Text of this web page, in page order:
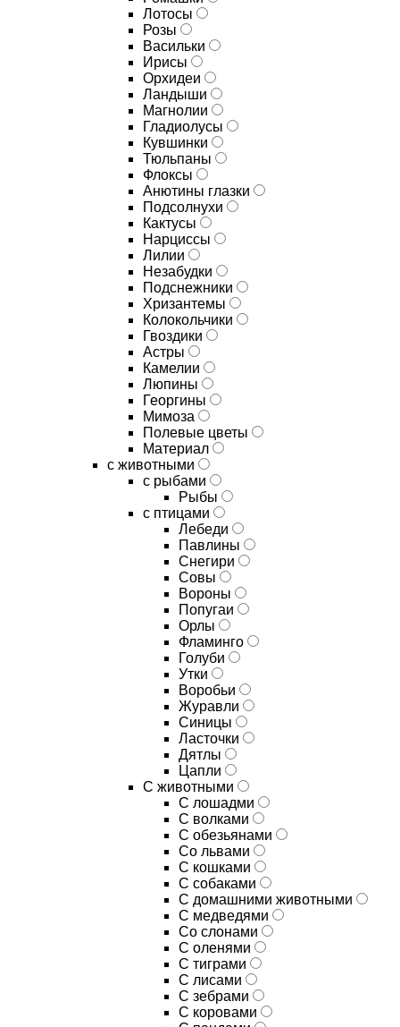
Лотосы
Розы
Васильки
Ирисы
Орхидеи
Ландыши
Магнолии
Гладиолусы
Кувшинки
Тюльпаны
Флоксы
Анютины глазки
Подсолнухи
Кактусы
Нарциссы
Лилии
Незабудки
Подснежники
Хризантемы
Колокольчики
Гвоздики
Астры
Камелии
Люпины
Георгины
Мимоза
Полевые цветы
Материал
с животными
с рыбами
Рыбы
с птицами
Лебеди
Павлины
Снегири
Совы
Вороны
Попугаи
Орлы
Фламинго
Голуби
Утки
Воробьи
Журавли
Синицы
Ласточки
Дятлы
Цапли
С животными
С лошадми
С волками
С обезьянами
Со львами
С кошками
С собаками
С домашними животными
С медведями
Со слонами
С оленями
С тиграми
С лисами
С зебрами
С коровами